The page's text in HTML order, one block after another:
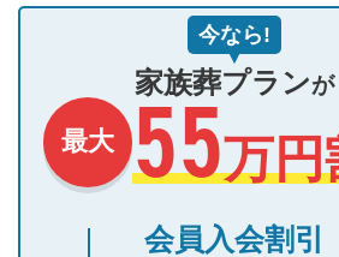
今なら!
家族葬プランが
最大 55万円
会員入会割引